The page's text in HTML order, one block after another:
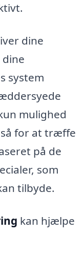
dine
system
mulighed
for at træffe
på de
som
tilbyde.
kan hjælpe